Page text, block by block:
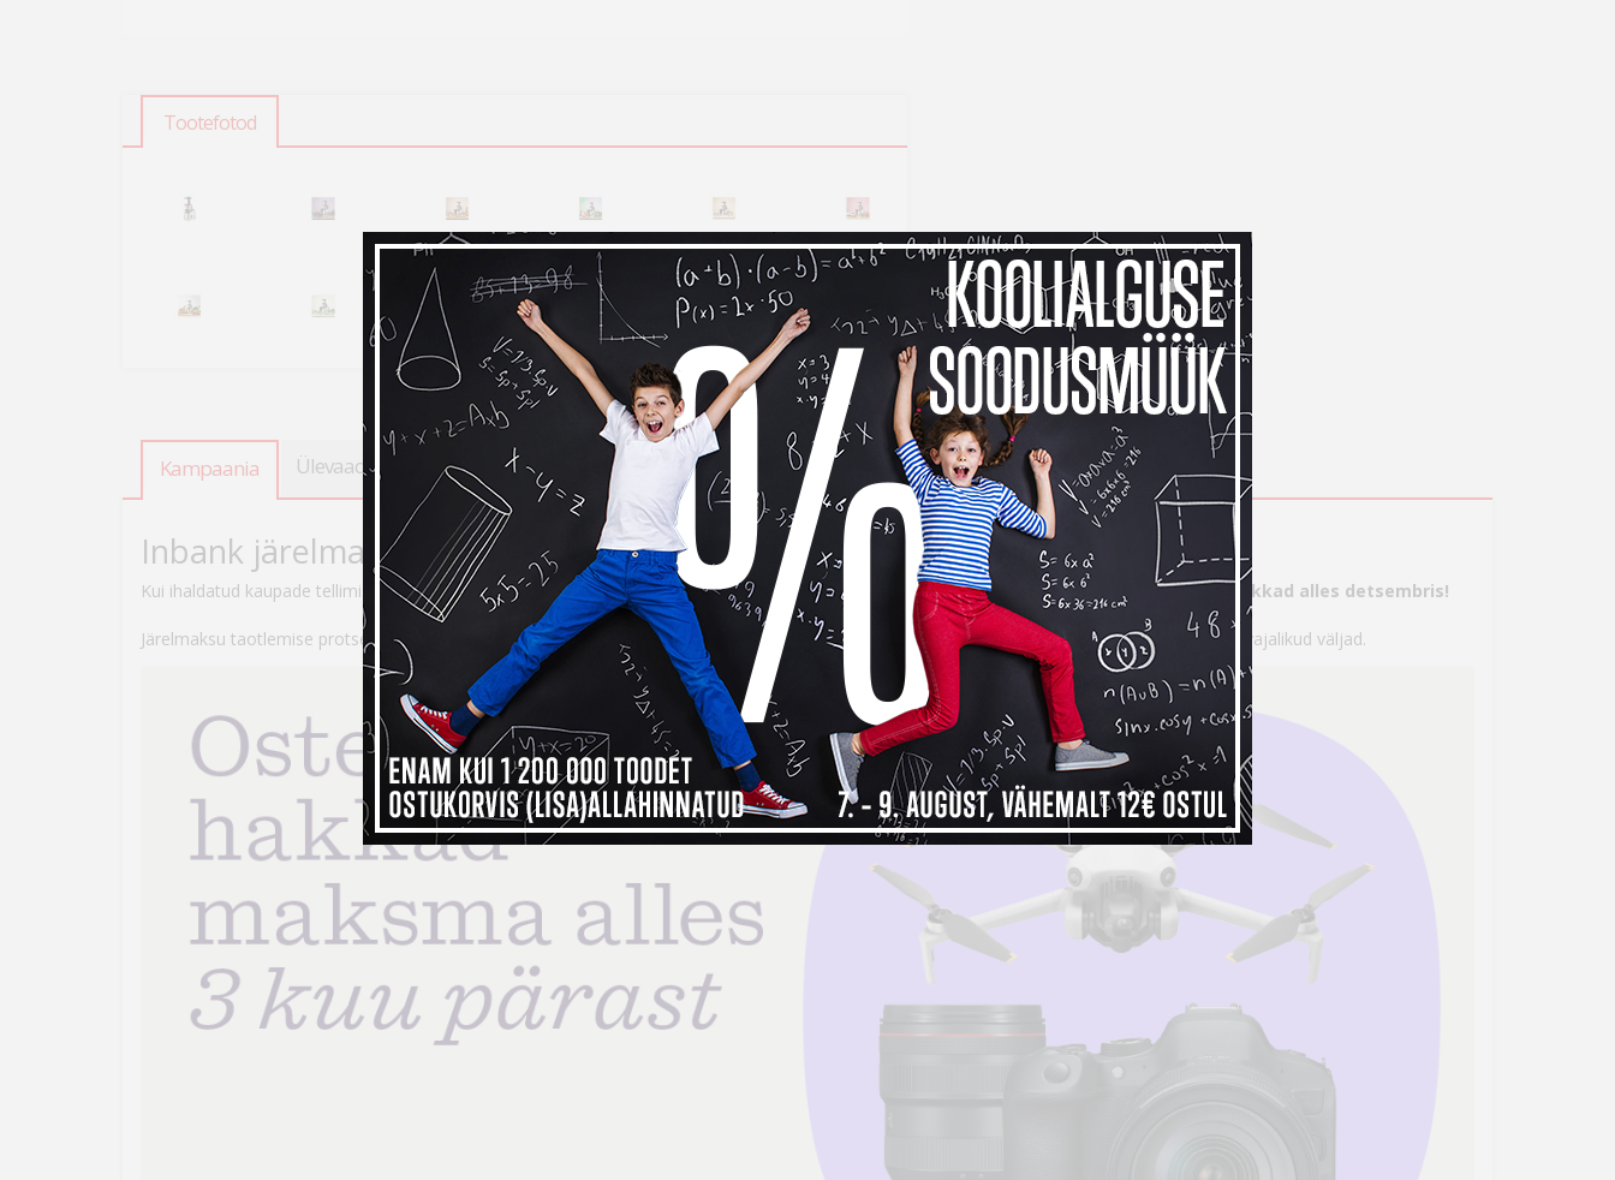
Tootefotod
Kampaania Ülevaade Tooteandmed
Inbank järelmaksuga ostes maksad kauba eest alles detsembris
Kui ihaldatud kaupade tellimiseks peaks raha nappima, siisInbank järelmaksu abiga saad soovitud kauba kohe kätte, aga maksma hakkad alles detsembris!
Järelmaksu taotlemise protsess on lihtne – veebikaubamaja ostukorvis tuleb makseviisiks valida “Maksa järelmaksuga” ning seejärel täita kõik vajalikud väljad.